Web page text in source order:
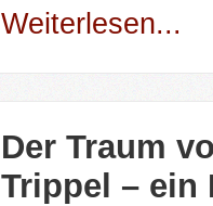
Weiterlesen...
Der Traum
Trippel – ein